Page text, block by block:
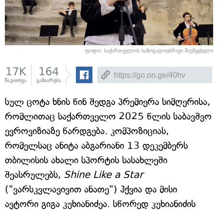
ფოტო: საქართველოს საზოგადოებრივი მაუწყებელი
17K
წაკითხვა
164
გაზიარება
სულ ცოტა ხნის წინ შედგა პრემიერა სიმღერისა,
რომლითაც საქართველო 2025 წლის საბავშვო
ევროვიზიაზე წარდგება. კომპოზიციას,
რომელსაც ანიტა აბგარიანი 13 დეკემბერს
თბილისის ახალი სპორტის სასახლეში
შეასრულებს, Shine Like a Star
("ვარსკვლავივით ანათე") ჰქვია და მისი
ავტორი გიგა კუხიანიძეა. სწორედ კუხიანიძის